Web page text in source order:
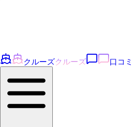
クルーズクルーズ 口コミ